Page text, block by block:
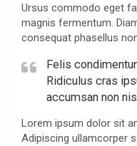
Ursus commodo eget
magnis fermentum.
consequat phasellus
Felis
Ridiculus cras
accumsan non
Lorem ipsum dolor sit
Adipiscing ullamcorper